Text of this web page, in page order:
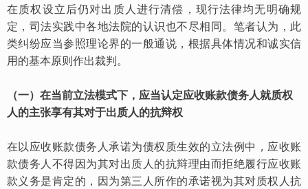
在质权设立后仍对出质人进行清偿，现行法律均无明确规
定，司法实践中各地法院的认识也不尽相同。笔者认为，此
类纠纷应当参照理论界的一般通说，根据具体情况和诚实信
用的基本原则作出裁判。
（一）在当前立法模式下，应当认定应收账款债务人就质权
人的主张享有其对于出质人的抗辩权
在以应收账款债务人承诺为债权质生效的立法例中，应收账
款债务人不得因为其对出质人的抗辩理由而拒绝履行应收账
款义务是肯定的，因为第三人所作的承诺视为其对质权人抗